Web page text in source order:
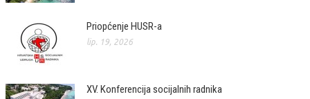
Priopćenje HUSR-a
lip. 19, 2026
XV. Konferencija socijalnih radnika